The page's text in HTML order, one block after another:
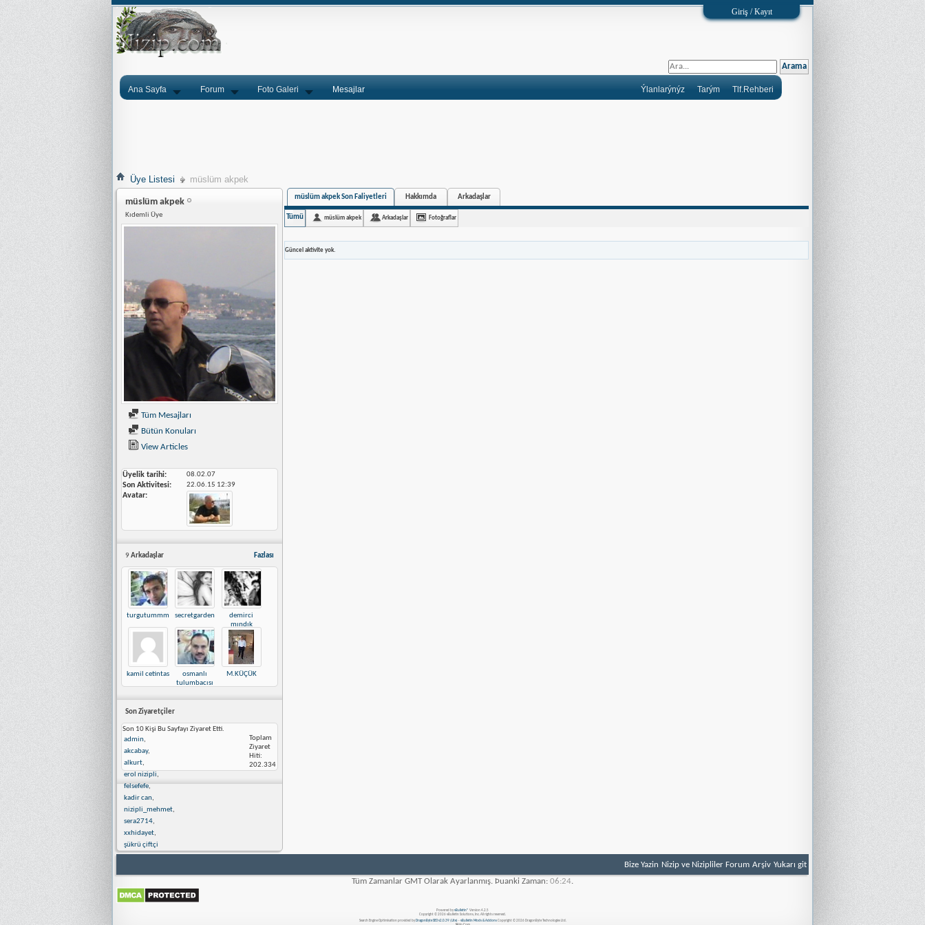
Giriş / Kayıt
Ana Sayfa Forum Foto Galeri Mesajlar Tlf.Rehberi
Tarým
Ýlanlarýnýz
Üye Listesi müslüm akpek
müslüm akpek
Kıdemli Üye
Tüm Mesajları
Bütün Konuları
View Articles
Üyelik tarihi 08.02.07
Son Aktivitesi 22.06.15 12:39
Avatar
Fazlası
9Arkadaşlar
turgutummm secretgarden
demirci
mındık
kamil cetintas
osmanlı
tulumbacısı
M.KÜÇÜK
Son Ziyaretçiler
Son 10 Kişi Bu Sayfayı Ziyaret Etti.
admin,
akcabay,
alkurt,
erol nizipli,
felsefefe,
kadir can,
nizipli_mehmet,
sera2714,
xxhidayet,
şükrü çiftçi
Toplam
Ziyaret
Hiti:
202.334
müslüm akpek Son Faliyetleri Hakkımda Arkadaşlar
Tümü müslüm akpek Arkadaşlar Fotoğraflar
Güncel aktivite yok.
Bize Yazin Nizip ve Nizipliler Forum Arşiv Yukarı git
Tüm Zamanlar GMT Olarak Ayarlanmış. Þuanki Zaman: 06:24.
Powered by vBulletin® Version 4.2.5
Copyright © 2026 vBulletin Solutions, Inc. All rights reserved.
Search Engine Optimisation provided by DragonByte SEO v2.0.39 (Lite)- vBulletin Mods & AddonsCopyright © 2026 DragonByte Technologies Ltd.